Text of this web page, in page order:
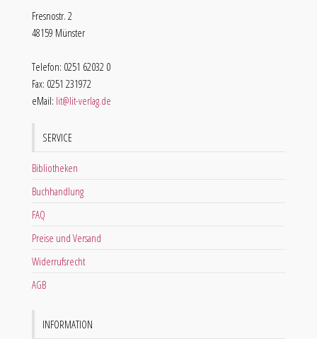
Fresnostr. 2
48159 Münster
Telefon: 0251 62032 0
Fax: 0251 231972
eMail: lit@lit-verlag.de
SERVICE
Bibliotheken
Buchhandlung
FAQ
Preise und Versand
Widerrufsrecht
AGB
INFORMATION